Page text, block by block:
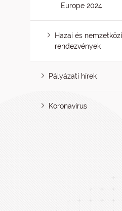
Europe 2024
Hazai és nemzetközi
rendezvények
Pályázati hírek
Koronavírus